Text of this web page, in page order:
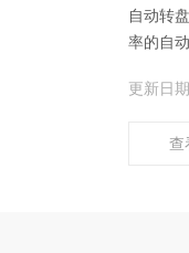
自动转
率的自
更新日期
查